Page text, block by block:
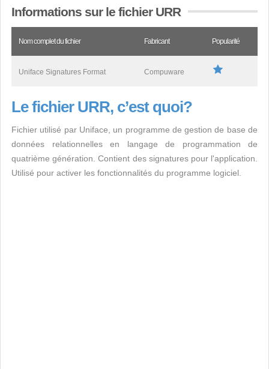
Informations sur le fichier URR
Nom complet du fichier Fabricant Popularité
Uniface Signatures Format Compuware
Le fichier URR, c’est quoi?
Fichier utilisé par Uniface, un programme de gestion de base de
données relationnelles en langage de programmation de
quatrième génération. Contient des signatures pour l'application.
Utilisé pour activer les fonctionnalités du programme logiciel.